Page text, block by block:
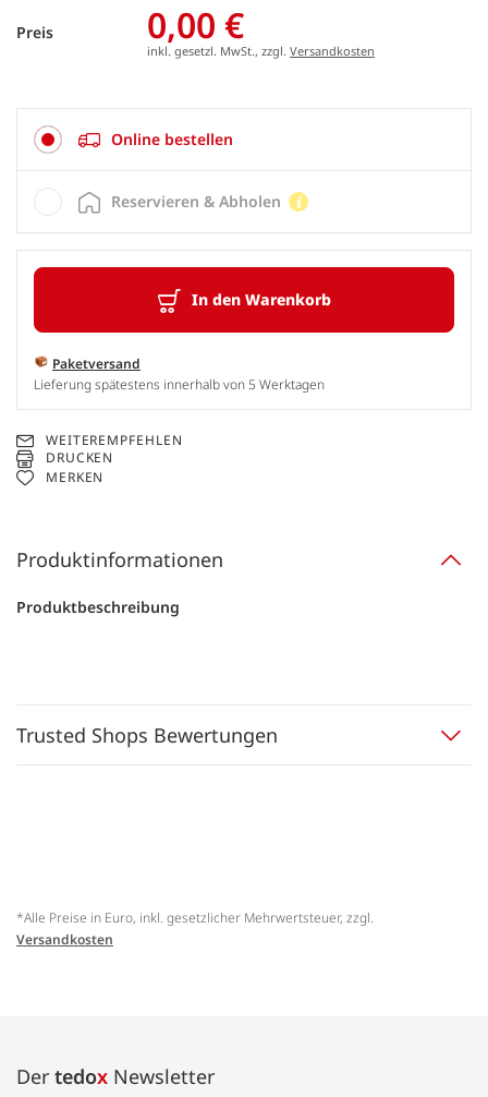
Preis 0,00 €
inkl. gesetzl. MwSt., zzgl. Versandkosten
Online bestellen
In den Warenkorb
Paketversand
Lieferung spätestens innerhalb von 5 Werktagen
Reservieren & Abholen
WEITEREMPFEHLEN
DRUCKEN
MERKEN
Produktinformationen
Produktbeschreibung
Trusted Shops Bewertungen
*Alle Preise in Euro, inkl. gesetzlicher Mehrwertsteuer, zzgl.
Versandkosten
Der tedox Newsletter